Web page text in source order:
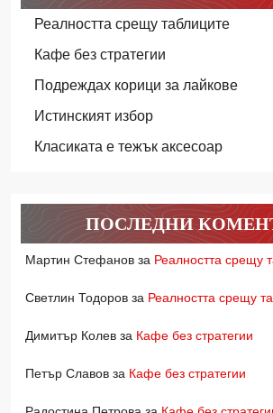
Реалността срещу таблиците
Кафе без стратегии
Подреждах корици за лайкове
Истинският избор
Класиката е тежък аксесоар
ПОСЛЕДНИ
Мартин Стефанов за Реалността срещу
Светлин Тодоров за Реалността срещу
Димитър Колев за Кафе без стратегии
Петър Славов за Кафе без стратегии